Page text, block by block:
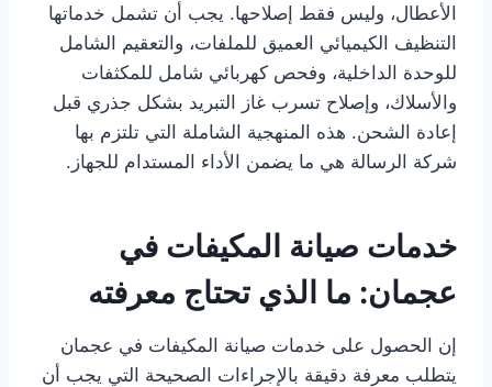
الأعطال، وليس فقط إصلاحها. يجب أن تشمل خدماتها
التنظيف الكيميائي العميق للملفات، والتعقيم الشامل
للوحدة الداخلية، وفحص كهربائي شامل للمكثفات
والأسلاك، وإصلاح تسرب غاز التبريد بشكل جذري قبل
إعادة الشحن. هذه المنهجية الشاملة التي تلتزم بها
شركة الرسالة هي ما يضمن الأداء المستدام للجهاز.
خدمات صيانة المكيفات في
عجمان: ما الذي تحتاج معرفته
إن الحصول على خدمات صيانة المكيفات في عجمان
يتطلب معرفة دقيقة بالإجراءات الصحيحة التي يجب أن